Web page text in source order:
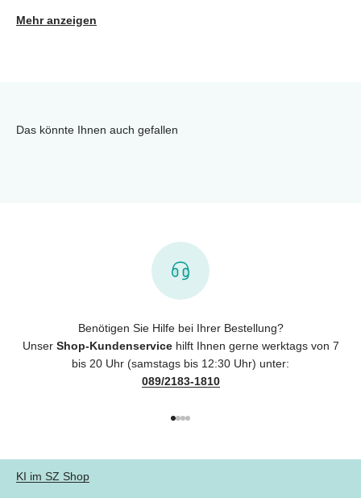
Mehr anzeigen
Das könnte Ihnen auch gefallen
Benötigen Sie Hilfe bei Ihrer Bestellung?
Unser Shop-Kundenservicehilft Ihnen gerne werktags von 7
bis 20 Uhr (samstags bis 12:30 Uhr) unter:
089/2183-1810
KI im SZ Shop